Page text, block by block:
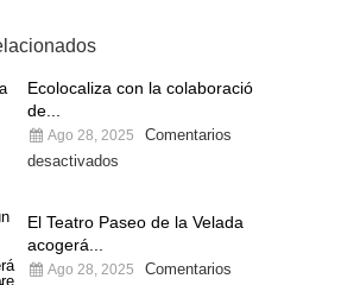
Ecolocaliza con la colaboración
de...
Ago 28, 2025
Comentarios
desactivados
El Teatro Paseo de la Velada
acogerá...
Ago 28, 2025
Comentarios